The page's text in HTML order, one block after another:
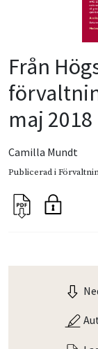
Från
maj 2018
Camilla Mundt
Publicerad i